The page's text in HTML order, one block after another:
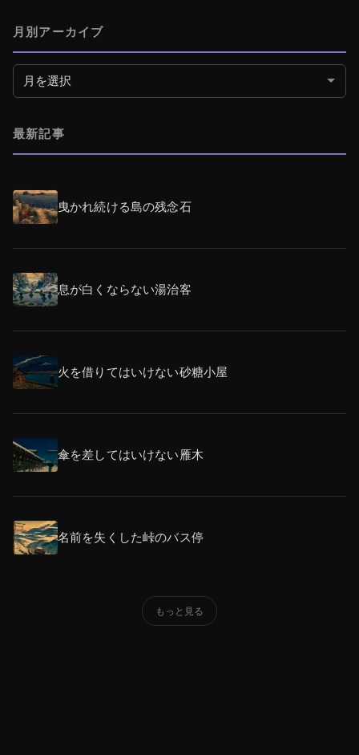
月別アーカイブ
月別アーカイブ
最新記事
曳かれ続ける島の残念石
息が白くならない湯治客
火を借りてはいけない砂糖小屋
傘を差してはいけない雁木
名前を失くした峠のバス停
もっと見る